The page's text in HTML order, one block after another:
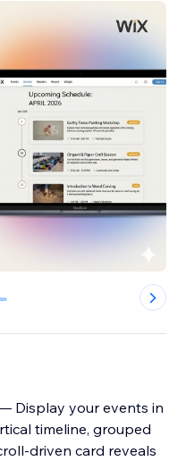
Display your events in
timeline, grouped
driven card reveals